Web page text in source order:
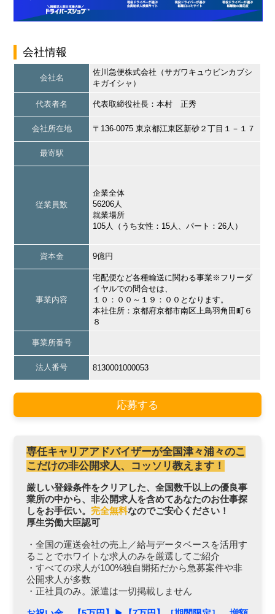
会社情報
会社名
佐川急便株式会社（サガワキュウビンカブシ
キガイシャ）
代表者名 代表取締役社長：本村 正秀
会社所在地 〒136-0075 東京都江東区新砂２丁目１－１７
最寄駅
従業員数
企業全体
56206人
就業場所
105人（うち女性：15人、パート：26人）
資本金 9億円
事業内容
宅配便など各種輸送に関わる事業※フリーダ
イヤルでの問合せは、
１０：００～１９：００となります。
本社住所：京都府京都市南区上鳥羽角田町６
８
事業所番号
法人番号 8130001000053
応募する
専任キャリアアドバイザーが全国津々浦々のこ
こだけの非公開求人、コッソリ教えます！
厳しい登録条件をクリアした、全国数千以上の優良事
業所の中から、非公開求人を含めてあなたのお仕事探
しをお手伝い。 完全無料なのでご安心ください！
厚生労働大臣認可
・全国の運送会社の売上／給与データベースを活用す
ることでホワイトな求人のみを厳選してご紹介
・すべての求人が100%独自開拓だから急募案件や非
公開求人が多数
・正社員のみ。派遣は一切掲載しません